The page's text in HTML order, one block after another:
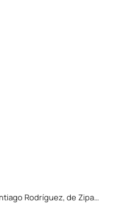
de Zipaquirá, establece nuevo récord nacional en Milla de Ruta